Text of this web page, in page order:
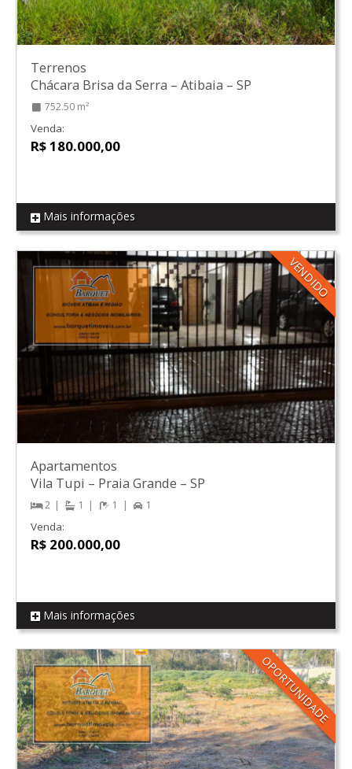
REF T02
Terrenos
Chácara Brisa da Serra – Atibaia – SP
752.50 m²
Venda:
R$ 180.000,00
Mais informações
VENDIDO
REF AP01
Apartamentos
Vila Tupi – Praia Grande – SP
2 1 1 1
Venda:
R$ 200.000,00
Mais informações
OPORTUNIDADE